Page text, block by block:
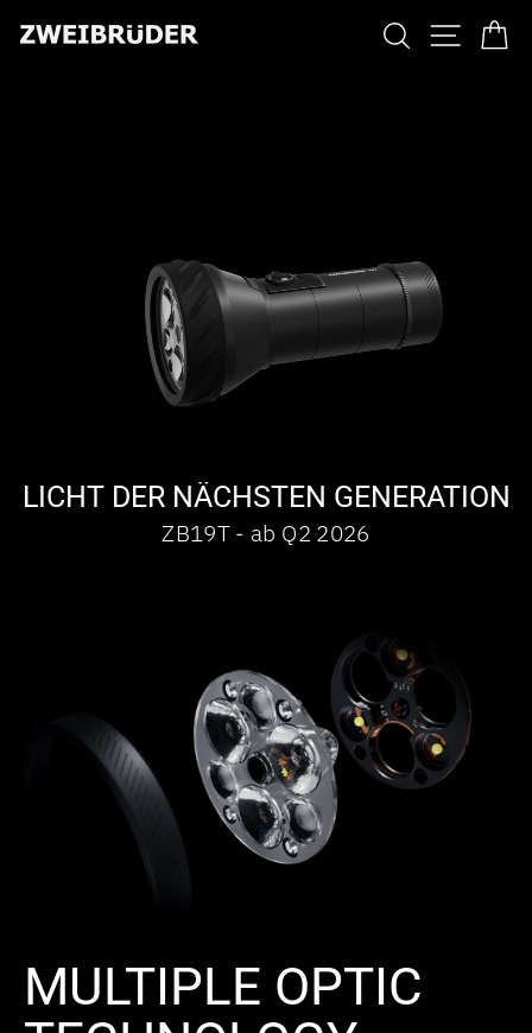
zum
SUCHE
LICHT DER NÄCHSTEN GENERATION
ZB19T - ab Q2 2026
MULTIPLE OPTIC